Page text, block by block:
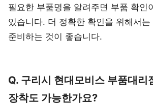
필요한 부품명을 알려주면 부품 확인
있습니다. 더 정확한 확인을 위해서는
준비하는 것이 좋습니다.
Q. 구리시 현대모비스 부품대리
장착도 가능한가요?